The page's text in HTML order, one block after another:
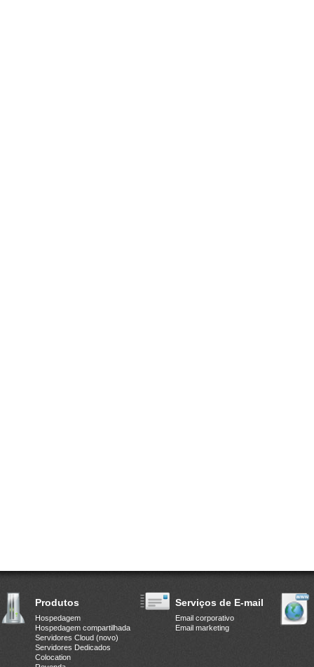
Produtos
Hospedagem
Hospedagem compartilhada
Servidores Cloud (novo)
Servidores Dedicados
Colocation
Serviços de E-mail
Email corporativo
Email marketing